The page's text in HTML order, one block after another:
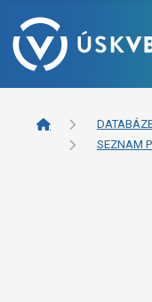
SEZNAM